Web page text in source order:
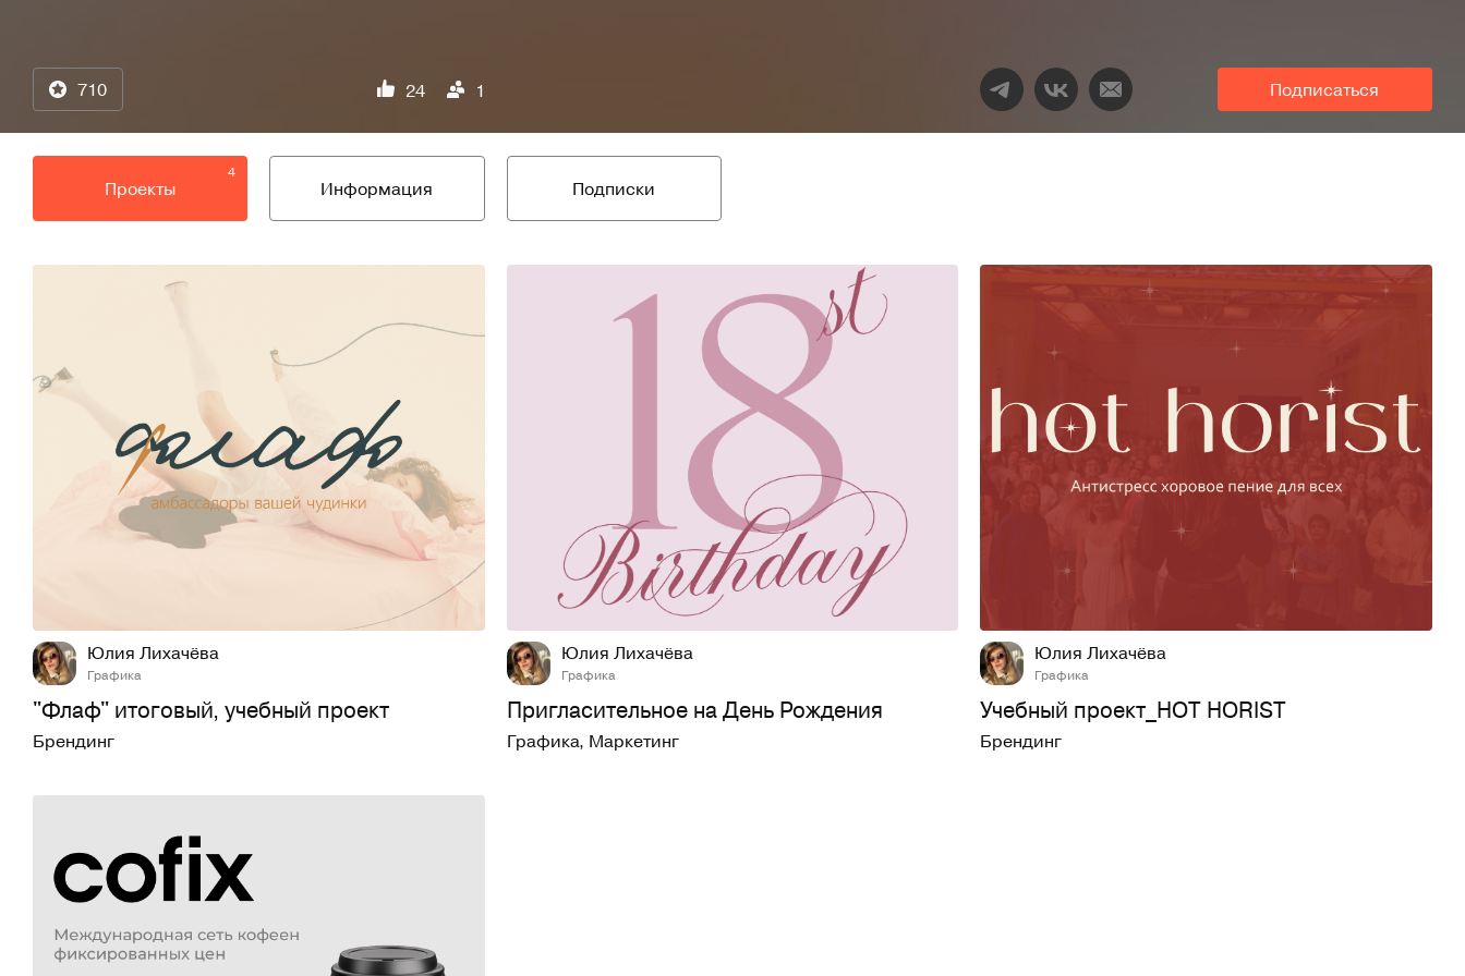
710 24 1 Подписаться
4
Проекты Информация Подписки
66
Юлия Лихачёва
Графика
"Флаф" итоговый, учебный проект
Брендинг
5
Юлия Лихачёва
Графика
Пригласительное на День Рождения
Графика, Маркетинг
Юлия Лихачёва
Графика
Учебный проект_HOT HORIST
Брендинг